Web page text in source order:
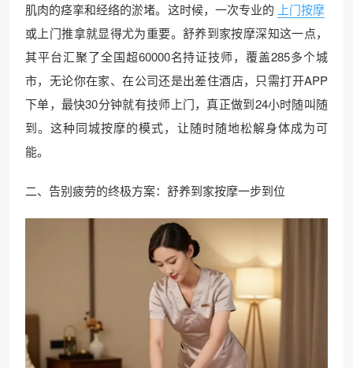
肌肉的痉挛和经络的淤堵。这时候，一次专业的 上门按摩
或上门推拿就显得尤为重要。舒养到家按摩深知这一点，
其平台汇聚了全国超60000名持证技师，覆盖285多个城
市，无论你在家、在公司还是出差住酒店，只需打开APP
下单，最快30分钟就有技师上门，真正做到24小时随叫随
到。这种同城按摩的模式，让随时随地松解身体成为可
能。
二、告别疲劳的终极方案：舒养到家按摩一步到位